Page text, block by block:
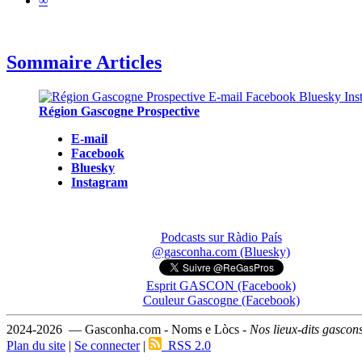
Sommaire Articles
Région Gascogne Prospective
E-mail
Facebook
Bluesky
Instagram
Podcasts sur Ràdio País
@gasconha.com (Bluesky)
Esprit GASCON (Facebook)
Couleur Gascogne (Facebook)
2024-2026 — Gasconha.com - Noms e Lòcs - Nos lieux-dits
Plan du site | Se connecter| RSS 2.0